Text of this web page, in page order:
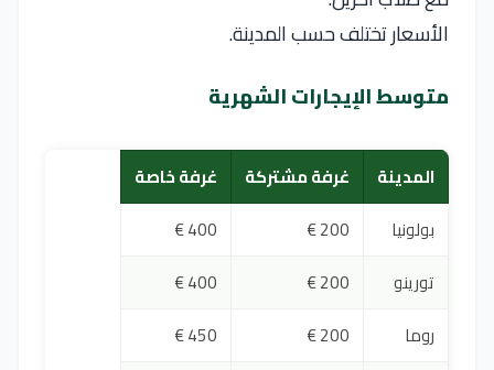
الأسعار تختلف حسب المدينة.
متوسط الإيجارات الشهرية
المدينة غرفة مشتركة
غرفة خاصة
بولونيا
200 €
400 €
تورينو
200 €
400 €
روما
200 €
450 €